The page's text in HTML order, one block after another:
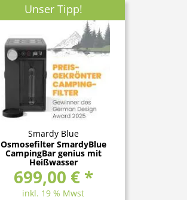
Unser Tipp!
Smardy Blue
Osmosefilter SmardyBlue
CampingBar genius mit
Heißwasser
699,00 € *
inkl. 19 % Mwst